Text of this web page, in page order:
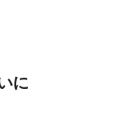
に